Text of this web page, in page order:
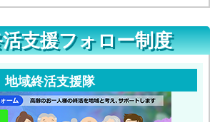
支援フォロー制度
地域終活支援隊